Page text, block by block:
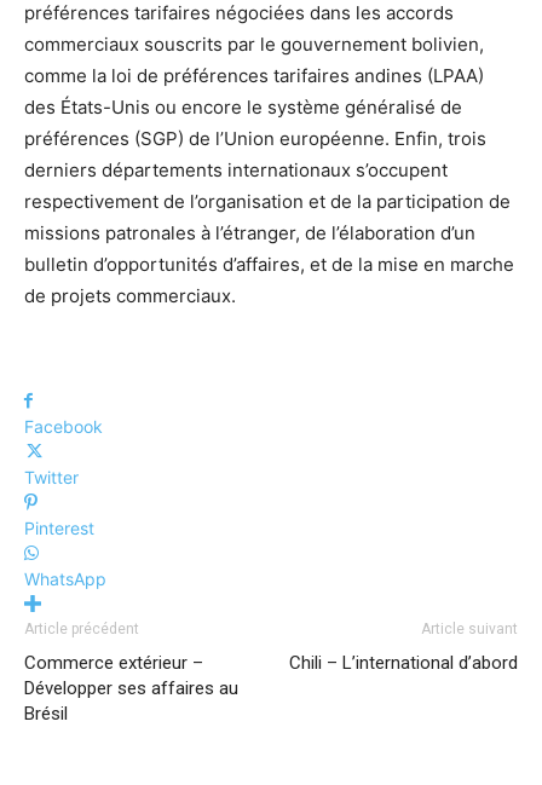
préférences tarifaires négociées dans les accords
commerciaux souscrits par le gouvernement bolivien,
comme la loi de préférences tarifaires andines (LPAA)
des États-Unis ou encore le système généralisé de
préférences (SGP) de l’Union européenne. Enfin, trois
derniers départements internationaux s’occupent
respectivement de l’organisation et de la participation de
missions patronales à l’étranger, de l’élaboration d’un
bulletin d’opportunités d’affaires, et de la mise en marche
de projets commerciaux.
Facebook
Twitter
Pinterest
WhatsApp
Article précédent
Commerce extérieur –
Développer ses affaires au
Brésil
Article suivant
Chili – L’international d’abord